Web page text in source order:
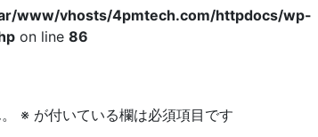
www/vhosts/4pmtech.com/httpdocs/wp-
on line 86
※ が付いている欄は必須項目です